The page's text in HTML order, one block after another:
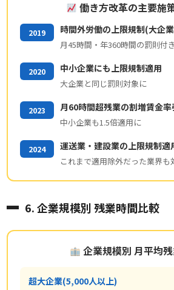
働き方改革の主要施
2019 時間外労働の上限規制(大企
月45時間・年360時間の罰則付
2020 中小企業にも上限規制適用
大企業と同じ罰則対象に
2023 月60時間超残業の割増賃金
中小企業も1.5倍適用に
2024 運送業・建設業の上限規制
これまで適用除外だった業界も
6. 企業規模別 残業時間比較
企業規模別 月平均
超大企業(5,000人以上)